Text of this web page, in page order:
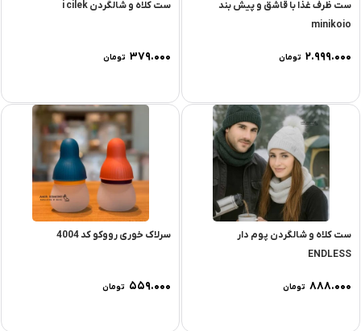
ست ظرف غذا با قاشق و پيش بند
minikoio
۲.۹۹۹.۰۰۰ تومان
ست کلاه و شالگردن i cilek
۳۷۹.۰۰۰ تومان
ست کلاه و شالگردن پوم دار
ENDLESS
۸۸۸.۰۰۰ تومان
سرلاک خوری رووکو کد 4004
۵۵۹.۰۰۰ تومان